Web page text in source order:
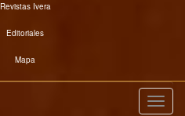
Revistas Ivera
Editoriales
Mapa